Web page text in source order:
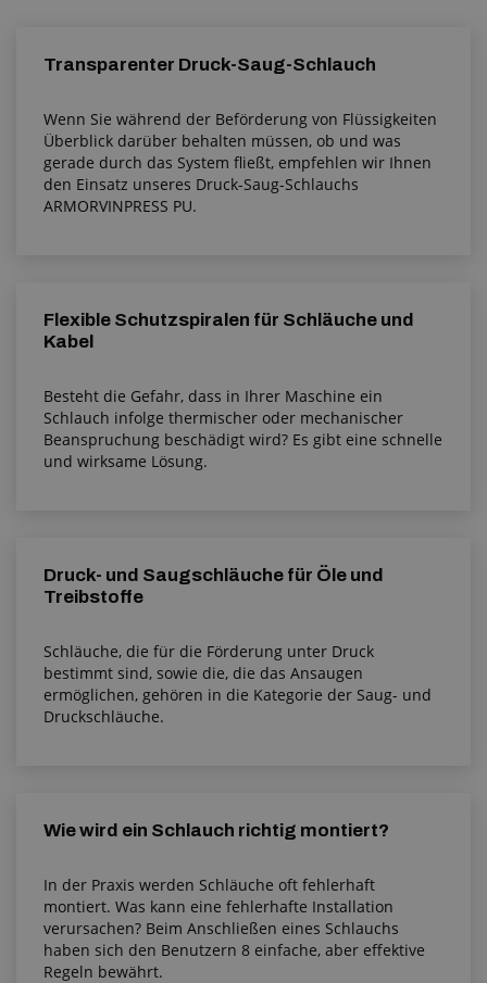
Transparenter Druck-Saug-Schlauch
Wenn Sie während der Beförderung von Flüssigkeiten
Überblick darüber behalten müssen, ob und was
gerade durch das System fließt, empfehlen wir Ihnen
den Einsatz unseres Druck-Saug-Schlauchs
ARMORVINPRESS PU.
Flexible Schutzspiralen für Schläuche und
Kabel
Besteht die Gefahr, dass in Ihrer Maschine ein
Schlauch infolge thermischer oder mechanischer
Beanspruchung beschädigt wird? Es gibt eine schnelle
und wirksame Lösung.
Druck- und Saugschläuche für Öle und
Treibstoffe
Schläuche, die für die Förderung unter Druck
bestimmt sind, sowie die, die das Ansaugen
ermöglichen, gehören in die Kategorie der Saug- und
Druckschläuche.
Wie wird ein Schlauch richtig montiert?
In der Praxis werden Schläuche oft fehlerhaft
montiert. Was kann eine fehlerhafte Installation
verursachen? Beim Anschließen eines Schlauchs
haben sich den Benutzern 8 einfache, aber effektive
Regeln bewährt.